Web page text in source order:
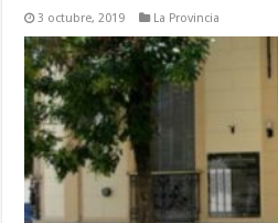
3 octubre, 2019 La Provincia